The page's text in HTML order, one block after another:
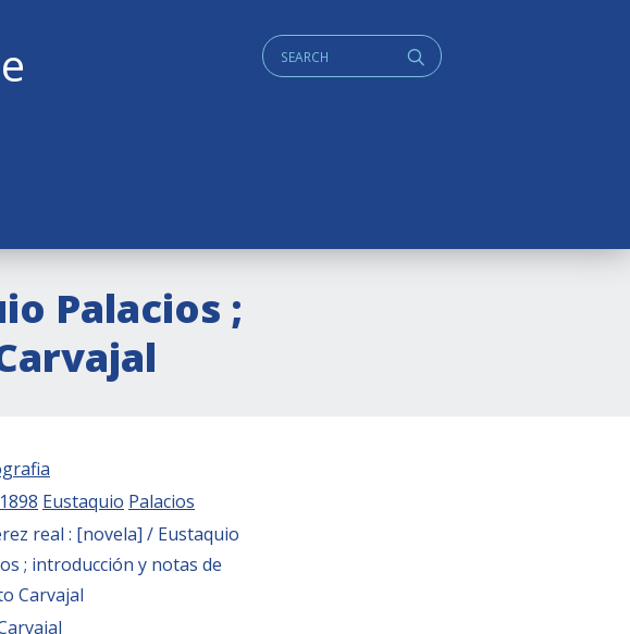
q
Cerca:
Palacios ;
Eustaquio Palacios
real : [novela] / Eustaquio
; introducción y notas de
Carvajal